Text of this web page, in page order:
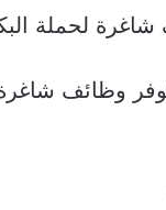
شاغرة لحملة
وظائف